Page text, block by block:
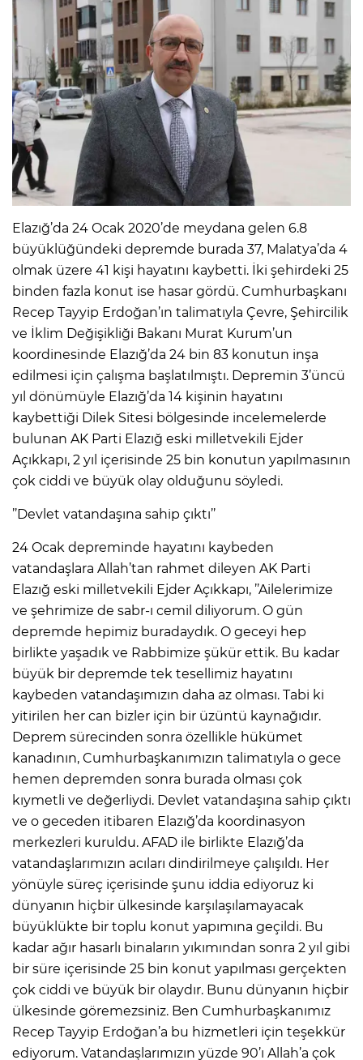
Elazığ’da 24 Ocak 2020’de meydana gelen 6.8
büyüklüğündeki depremde burada 37, Malatya’da 4
olmak üzere 41 kişi hayatını kaybetti. İki şehirdeki 25
binden fazla konut ise hasar gördü. Cumhurbaşkanı
Recep Tayyip Erdoğan’ın talimatıyla Çevre, Şehircilik
ve İklim Değişikliği Bakanı Murat Kurum’un
koordinesinde Elazığ’da 24 bin 83 konutun inşa
edilmesi için çalışma başlatılmıştı. Depremin 3’üncü
yıl dönümüyle Elazığ’da 14 kişinin hayatını
kaybettiği Dilek Sitesi bölgesinde incelemelerde
bulunan AK Parti Elazığ eski milletvekili Ejder
Açıkkapı, 2 yıl içerisinde 25 bin konutun yapılmasının
çok ciddi ve büyük olay olduğunu söyledi.
’’Devlet vatandaşına sahip çıktı’’
24 Ocak depreminde hayatını kaybeden
vatandaşlara Allah’tan rahmet dileyen AK Parti
Elazığ eski milletvekili Ejder Açıkkapı, ’’Ailelerimize
ve şehrimize de sabr-ı cemil diliyorum. O gün
depremde hepimiz buradaydık. O geceyi hep
birlikte yaşadık ve Rabbimize şükür ettik. Bu kadar
büyük bir depremde tek tesellimiz hayatını
kaybeden vatandaşımızın daha az olması. Tabi ki
yitirilen her can bizler için bir üzüntü kaynağıdır.
Deprem sürecinden sonra özellikle hükümet
kanadının, Cumhurbaşkanımızın talimatıyla o gece
hemen depremden sonra burada olması çok
kıymetli ve değerliydi. Devlet vatandaşına sahip çıktı
ve o geceden itibaren Elazığ’da koordinasyon
merkezleri kuruldu. AFAD ile birlikte Elazığ’da
vatandaşlarımızın acıları dindirilmeye çalışıldı. Her
yönüyle süreç içerisinde şunu iddia ediyoruz ki
dünyanın hiçbir ülkesinde karşılaşılamayacak
büyüklükte bir toplu konut yapımına geçildi. Bu
kadar ağır hasarlı binaların yıkımından sonra 2 yıl gibi
bir süre içerisinde 25 bin konut yapılması gerçekten
çok ciddi ve büyük bir olaydır. Bunu dünyanın hiçbir
ülkesinde göremezsiniz. Ben Cumhurbaşkanımız
Recep Tayyip Erdoğan’a bu hizmetleri için teşekkür
ediyorum. Vatandaşlarımızın yüzde 90’ı Allah’a çok